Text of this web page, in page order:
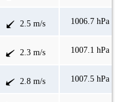
2.5 m/s 1006.7 hPa
2.3 m/s 1007.1 hPa
2.8 m/s 1007.5 hPa